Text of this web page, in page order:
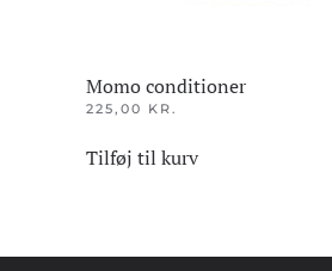
Momo conditioner
225,00 KR.
Tilføj til kurv